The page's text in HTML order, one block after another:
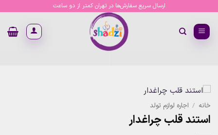
content
ارسال سریع سفارش‌ها در تهران کمتر از دو ساعت
خانه / اجاره لوازم تولد
استند قلب چراغدار